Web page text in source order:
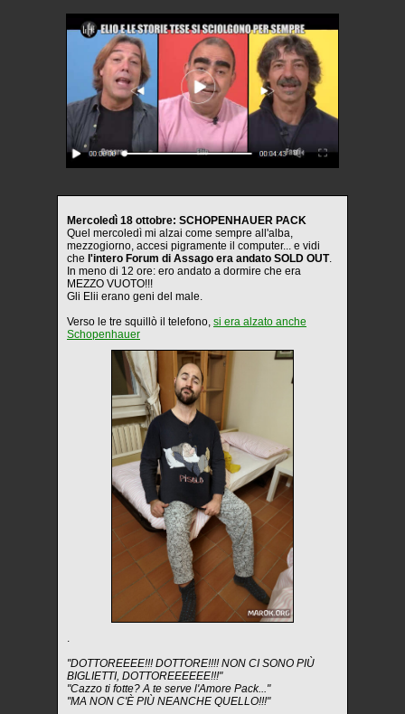
Mercoledì 18 ottobre: SCHOPENHAUER PACK
Quel mercoledì mi alzai come sempre all'alba,
mezzogiorno, accesi pigramente il computer... e vidi
che l'intero Forum di Assago era andato SOLD OUT.
In meno di 12 ore: ero andato a dormire che era
MEZZO VUOTO!!!
Gli Elii erano geni del male.
Verso le tre squillò il telefono, si era alzato anche
Schopenhauer
"DOTTOREEEE!!! DOTTORE!!!! NON CI SONO PIÙ
BIGLIETTI, DOTTOREEEEEE!!!"
"Cazzo ti fotte? A te serve l'Amore Pack..."
"MA NON C'È PIÙ NEANCHE QUELLO!!!"